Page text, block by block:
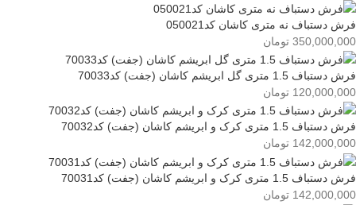
فرش دستباف نه متری کاشان کد050021
350,000,000 تومان
فرش دستباف 1.5 متری گل ابریشم کاشان (جفت) کد70033
120,000,000 تومان
فرش دستباف 1.5 متری کرک و ابریشم کاشان (جفت) کد70032
142,000,000 تومان
فرش دستباف 1.5 متری کرک و ابریشم کاشان (جفت) کد70031
142,000,000 تومان